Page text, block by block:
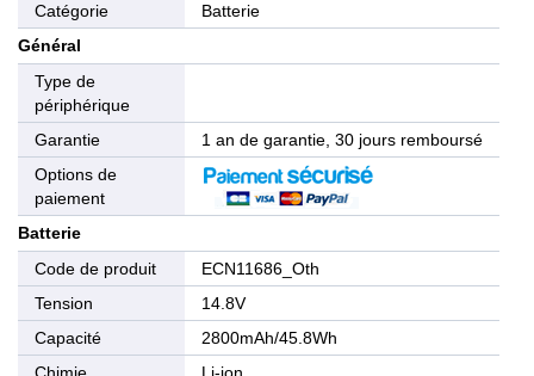
Catégorie
Batterie
Général
Type de
périphérique
Garantie
1 an de garantie, 30 jours remboursé
Options de
paiement
Batterie
Code de produit
ECN11686_Oth
Tension
14.8V
Capacité
2800mAh/45.8Wh